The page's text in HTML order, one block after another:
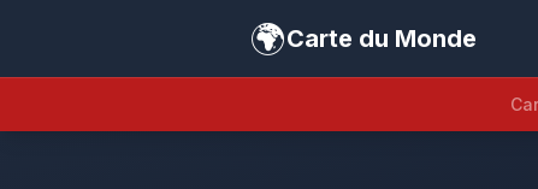
🌍Carte du Monde